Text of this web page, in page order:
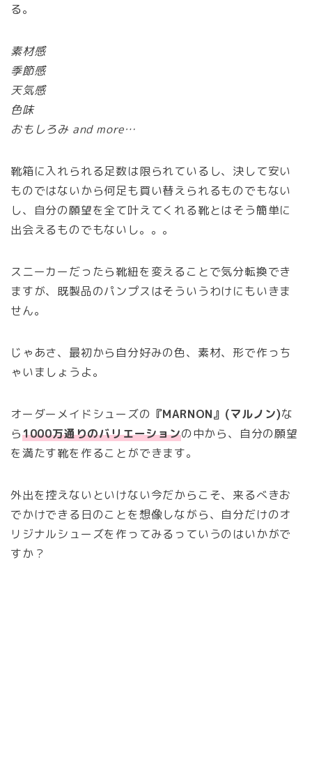
る。
素材感
季節感
天気感
色味
おもしろみ and more…
靴箱に入れられる足数は限られているし、決して安い
ものではないから何足も買い替えられるものでもない
し、自分の願望を全て叶えてくれる靴とはそう簡単に
出会えるものでもないし。。。
スニーカーだったら靴紐を変えることで気分転換でき
ますが、既製品のパンプスはそういうわけにもいきま
せん。
じゃあさ、最初から自分好みの色、素材、形で作っち
ゃいましょうよ。
オーダーメイドシューズの 『MARNON』(マルノン)な
ら1000万通りのバリエーションの中から、自分の願望
を満たす靴を作ることができます。
外出を控えないといけない今だからこそ、来るべきお
でかけできる日のことを想像しながら、自分だけのオ
リジナルシューズを作ってみるっていうのはいかがで
すか？